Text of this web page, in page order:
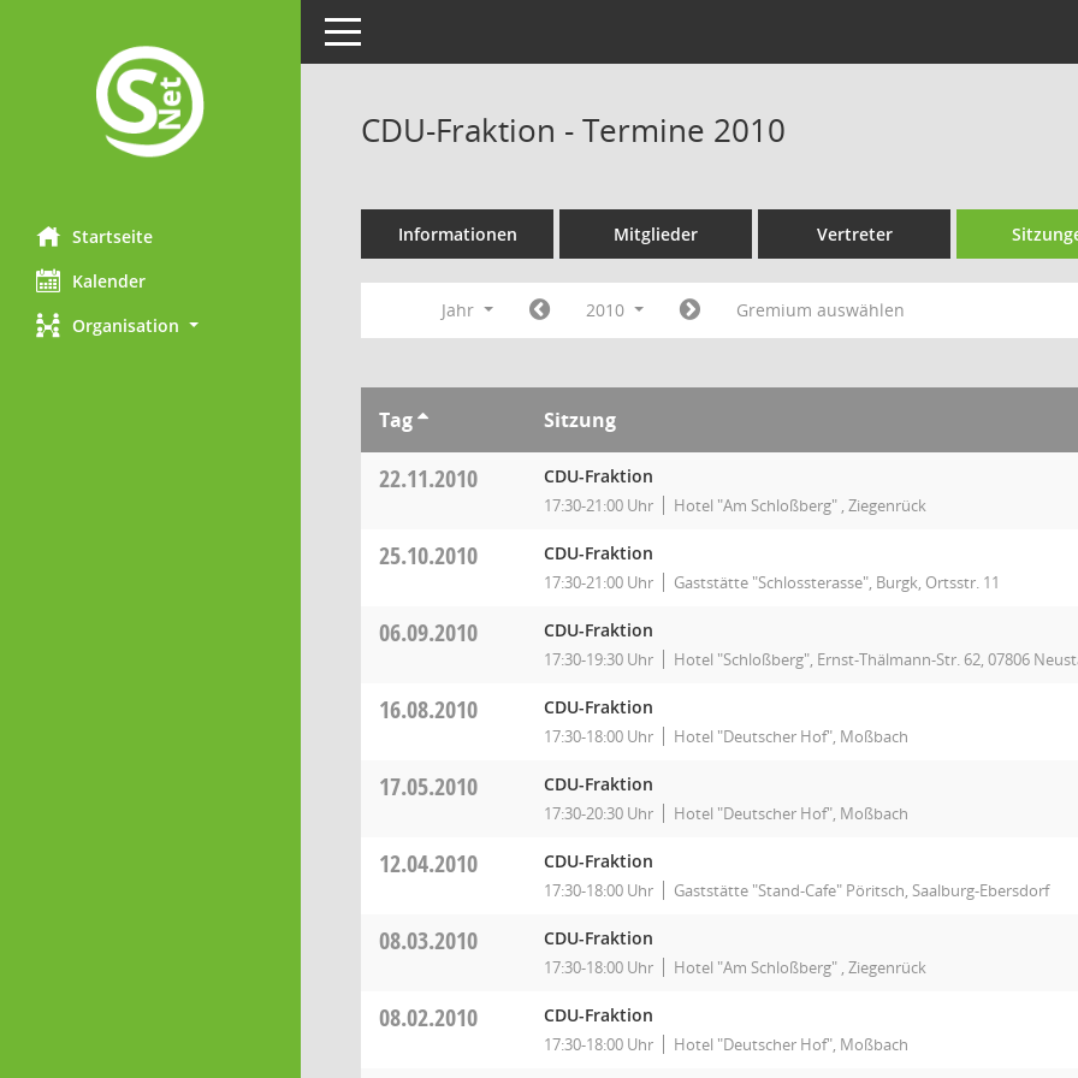
Startseite
Kalender
Organisation
Toggle navigation
CDU-Fraktion - Termine 2010
Informationen Mitglieder Vertreter
Jahr 2010 Gremium auswählen
Tag Sitzung
22.11.2010 CDU-Fraktion
17:30-21:00 Uhr Hotel "Am Schloßberg" , Ziegenrück
25.10.2010 CDU-Fraktion
17:30-21:00 Uhr Gaststätte "Schlossterasse", Burgk, Ortsstr. 11
06.09.2010 CDU-Fraktion
17:30-19:30 Uhr Hotel "Schloßberg", Ernst-Thälmann-Str. 62, 07806
16.08.2010 CDU-Fraktion
17:30-18:00 Uhr Hotel "Deutscher Hof", Moßbach
17.05.2010 CDU-Fraktion
17:30-20:30 Uhr Hotel "Deutscher Hof", Moßbach
12.04.2010 CDU-Fraktion
17:30-18:00 Uhr Gaststätte "Stand-Cafe" Pöritsch, Saalburg-Ebersdorf
08.03.2010 CDU-Fraktion
17:30-18:00 Uhr Hotel "Am Schloßberg" , Ziegenrück
08.02.2010 CDU-Fraktion
17:30-18:00 Uhr Hotel "Deutscher Hof", Moßbach